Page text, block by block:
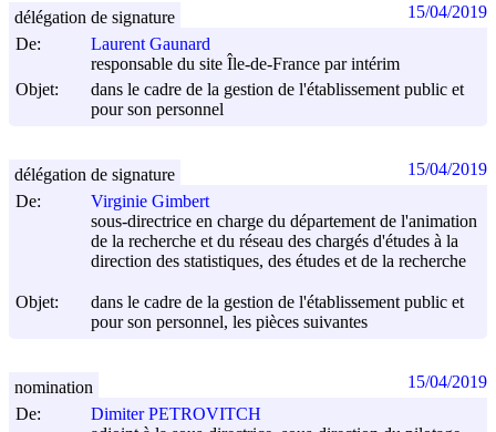
De:
Laurent Gaunard
responsable du site Île-de-France par intérim
Objet:
dans le cadre de la gestion de l'établissement public et
pour son personnel
délégation de signature 15/04/2019
De:
Virginie Gimbert
sous-directrice en charge du département de l'animation
de la recherche et du réseau des chargés d'études à la
direction des statistiques, des études et de la recherche
Objet:
dans le cadre de la gestion de l'établissement public et
pour son personnel, les pièces suivantes
délégation de signature 15/04/2019
De:
Dimiter PETROVITCH
nomination 15/04/2019